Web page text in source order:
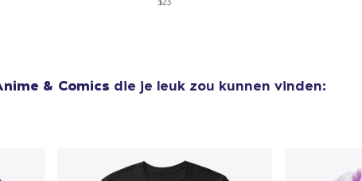
& Comics die je leuk zou kunnen vinden:
Unisex Premium Pullover Hoodie